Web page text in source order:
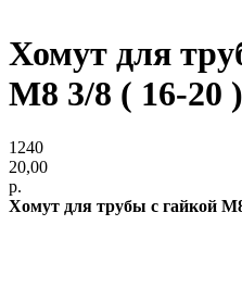
Хомут для
М8 3/8 ( 16-20
1240
20,00
р.
Хомут для трубы с гайкой